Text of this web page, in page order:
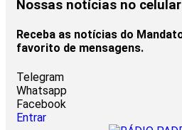
Nossas notícias no celular
Receba as notícias do
favorito de mensagens.
Telegram
Whatsapp
Facebook
Entrar